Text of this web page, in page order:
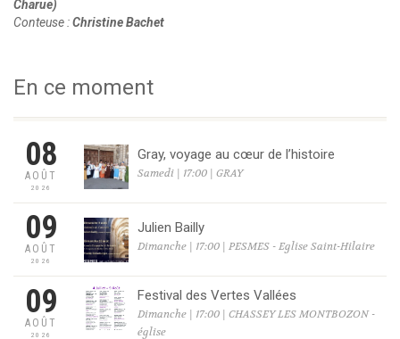
Charue)
Conteuse :Christine Bachet
En ce moment
08
AOÛT
2026
Gray, voyage au cœur de l’histoire
Samedi | 17:00 | GRAY
09
AOÛT
2026
Julien Bailly
Dimanche | 17:00 | PESMES - Eglise Saint-Hilaire
09
AOÛT
2026
Festival des Vertes Vallées
Dimanche | 17:00 | CHASSEY LES MONTBOZON -
église